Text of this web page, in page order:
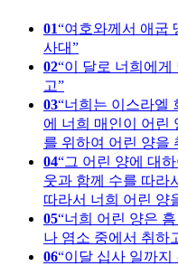
01 여호와께서 애굽
사대
02 이 달로 너희에게
고
03 너희는 이스라엘
에 너희 매인이 어린
를 위하여 어린 양을
04 그 어린 양에 대
웃과 함께 수를 따라
따라서 너희 어린 양
05 너희 어린 양은
나 염소 중에서 취하
06 이달 십사 일까지